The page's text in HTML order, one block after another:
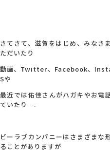
さてさて、滋賀をはじめ、みなさ
ただいたり
動画、Twitter、Facebook、
Sや
最近では佑佳さんがハガキやお電
ていたり….
ビーラブカンパニーはさまざまな
ることがありますが